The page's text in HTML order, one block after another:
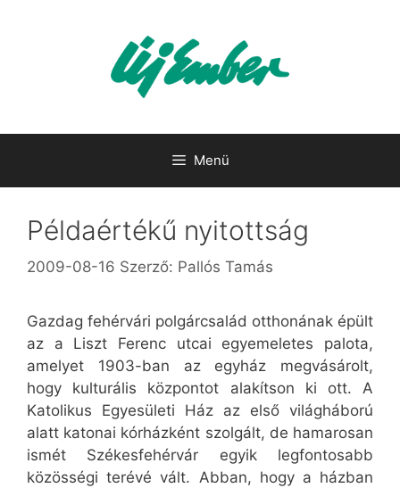
Menü
Példaértékű nyitottság
2009-08-16 Szerző: Pallós Tamás
Gazdag fehérvári polgárcsalád otthonának épült
az a Liszt Ferenc utcai egyemeletes palota,
amelyet 1903-ban az egyház megvásárolt,
hogy kulturális központot alakítson ki ott. A
Katolikus Egyesületi Ház az első világháború
alatt katonai kórházként szolgált, de hamarosan
ismét Székesfehérvár egyik legfontosabb
közösségi terévé vált. Abban, hogy a házban